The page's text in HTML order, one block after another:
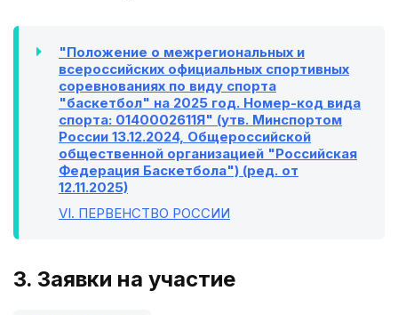
"Положение о межрегиональных и
всероссийских официальных спортивных
соревнованиях по виду спорта
"баскетбол" на 2025 год. Номер-код вида
спорта: 0140002611Я" (утв. Минспортом
России 13.12.2024, Общероссийской
общественной организацией "Российская
Федерация Баскетбола") (ред. от
12.11.2025)
VI. ПЕРВЕНСТВО РОССИИ
3. Заявки на участие